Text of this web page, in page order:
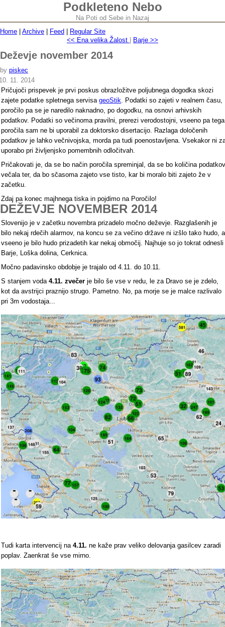
Podkleteno Nebo
Na Poti od Sebe in Nazaj
Home
Archive Feed
Regular Site
<< Ena velika Žalost
Barje >>
Deževje november 2014
by piskec
11. 2014
Pričujoči prispevek je prvi poskus obrazložitve poljubnega dogodka skozi
zajete podatke spletnega servisa geoStik. Podatki so zajeti v realnem času,
poročilo pa se je naredilo naknadno, po dogodku, na osnovi arhivskih
podatkov. Podatki so večinoma pravilni, prerezi verodostojni, vseeno pa tega
poročila sam ne bi uporabil za doktorsko disertacijo. Razlaga določenih
podatkov je lahko večnivojska, morda pa tudi poenostavljena. Vsekakor ni
uporabo pri življenjsko pomembnih odločitvah.
Pričakovati je, da se bo način poročila spreminjal, da se bo količina podatkov
večala ter, da bo sčasoma zajeto vse tisto, kar bi moralo biti zajeto že v
začetku.
Zdaj pa konec majhnega tiska in pojdimo na Poročilo!
DEŽEVJE NOVEMBER 2014
Slovenijo je v začetku novembra prizadelo močno deževje. Razglašenih je
bilo nekaj rdečih alarmov, na koncu se za večino države ni izšlo tako hudo, a
vseeno je bilo hudo prizadetih kar nekaj območij. Najhuje so jo tokrat odnesli
Barje, Loška dolina, Cerknica.
Močno padavinsko obdobje je trajalo od 4.11. do 10.11.
S stanjem voda 4.11. zvečer je bilo še vse v redu, le za Dravo se je zdelo,
kot da avstrijci praznijo strugo. Pametno. No, pa morje se je malce razlivalo
pri 3m vodostaja...
Tudi karta intervencij na 4.11. ne kaže prav veliko delovanja gasilcev zaradi
poplav. Zaenkrat še vse mirno.